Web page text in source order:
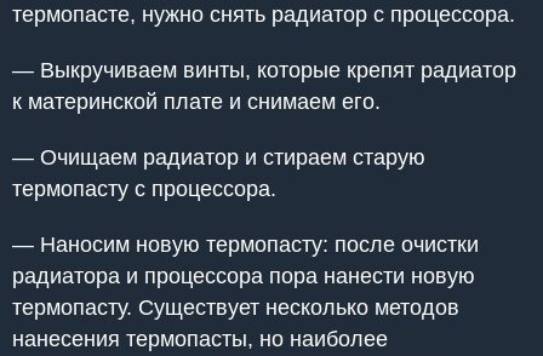
термопасте, нужно снять радиатор с процессора.
— Выкручиваем винты, которые крепят радиатор
к материнской плате и снимаем его.
— Очищаем радиатор и стираем старую
термопасту с процессора.
— Наносим новую термопасту: после очистки
радиатора и процессора пора нанести новую
термопасту. Существует несколько методов
нанесения термопасты, но наиболее